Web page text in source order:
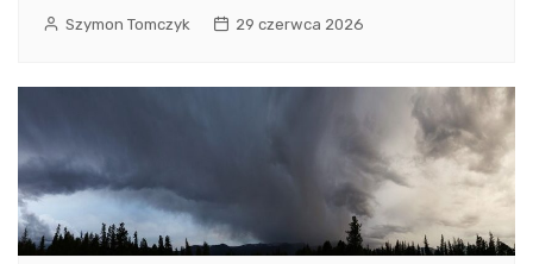
Szymon Tomczyk 29 czerwca 2026